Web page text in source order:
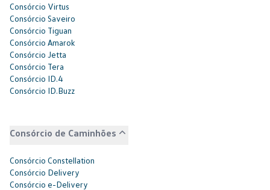
Consórcio Virtus
Consórcio Saveiro
Consórcio Tiguan
Consórcio Amarok
Consórcio Jetta
Consórcio Tera
Consórcio ID.4
Consórcio ID.Buzz
Consórcio de Caminhões
Consórcio Constellation
Consórcio Delivery
Consórcio e-Delivery